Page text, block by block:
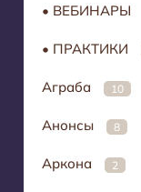
• ВЕБИНАРЫ
• ПРАКТИКИ
Аграба 10
Анонсы 8
Аркона 2